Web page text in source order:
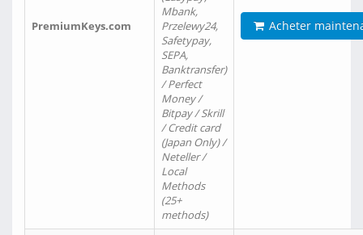
PremiumKeys.com
Mbank,
Przelewy24,
Safetypay,
SEPA,
Banktransfer)
/ Perfect
Money /
Bitpay / Skrill
/ Credit card
(Japan Only) /
Neteller /
Local
Methods
(25+
methods)
Acheter